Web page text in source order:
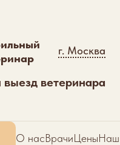
г. Москва
ветеринара
О насВрачиЦеныНаш